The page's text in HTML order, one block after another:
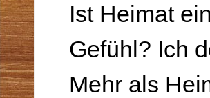
Ist Heimat
Gefühl? Ich
Mehr als